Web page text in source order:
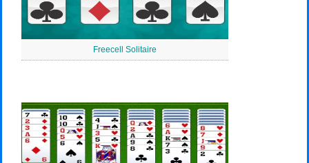
Freecell Solitaire